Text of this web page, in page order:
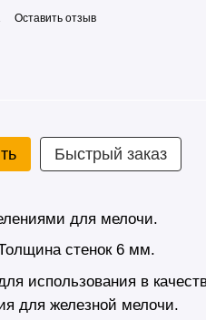
Оставить отзыв
Быстрый заказ
для мелочи.
стенок 6 мм.
использования в
для железной мелочи.